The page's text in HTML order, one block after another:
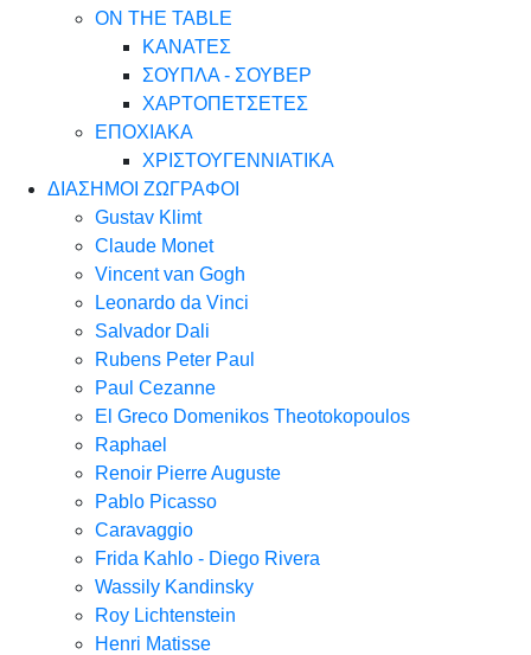
ON THE TABLE
ΚΑΝΑΤΕΣ
ΣΟΥΠΛΑ - ΣΟΥΒΕΡ
ΧΑΡΤΟΠΕΤΣΕΤΕΣ
ΕΠΟΧΙΑΚΑ
ΧΡΙΣΤΟΥΓΕΝΝΙΑΤΙΚΑ
ΔΙΑΣΗΜΟΙ ΖΩΓΡΑΦΟΙ
Gustav Klimt
Claude Monet
Vincent van Gogh
Leonardo da Vinci
Salvador Dali
Rubens Peter Paul
Paul Cezanne
El Greco Domenikos Theotokopoulos
Raphael
Renoir Pierre Auguste
Pablo Picasso
Caravaggio
Frida Kahlo - Diego Rivera
Wassily Kandinsky
Roy Lichtenstein
Henri Matisse